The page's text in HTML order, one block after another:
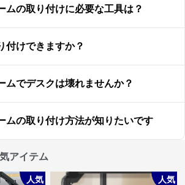
ムの取り付けに必要な工具は？
付けできますか？
ムでデスクは壊れませんか？
ムの取り付け方法が知りたいです
アイテム
人気 人気